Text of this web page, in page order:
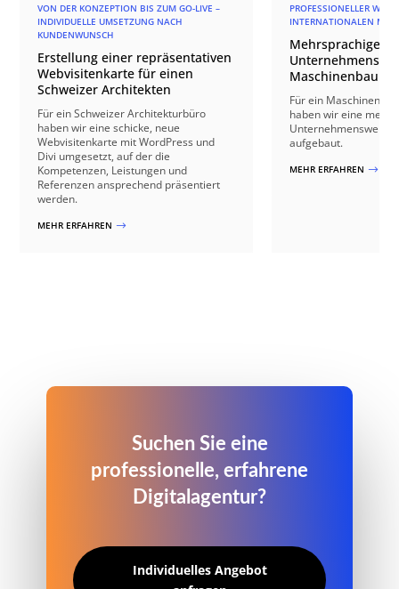
VON DER KONZEPTION BIS ZUM GO-LIVE –
INDIVIDUELLE UMSETZUNG NACH
KUNDENWUNSCH
Erstellung einer repräsentativen
Webvisitenkarte für einen
Schweizer Architekten
Für ein Schweizer Architekturbüro
haben wir eine schicke, neue
Webvisitenkarte mit WordPress und
Divi umgesetzt, auf der die
Kompetenzen, Leistungen und
Referenzen ansprechend präsentiert
werden.
MEHR ERFAHREN $
PROFESSIONELLER
INTERNATIONALEN
Mehrsprachige
Für ein
haben wir eine
aufgebaut.
MEHR ERFAHREN $
Suchen Sie eine
professionelle, erfahrene
Digitalagentur?
Individuelles Angebot